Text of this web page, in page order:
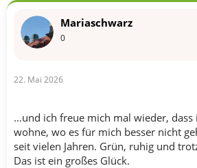
k
o
:
Mariaschwarz
0
22. Mai 2026
...und ich freue mich mal wieder, dass
wohne, wo es für mich besser nicht
seit vielen Jahren. Grün, ruhig und
Das ist ein großes Glück.